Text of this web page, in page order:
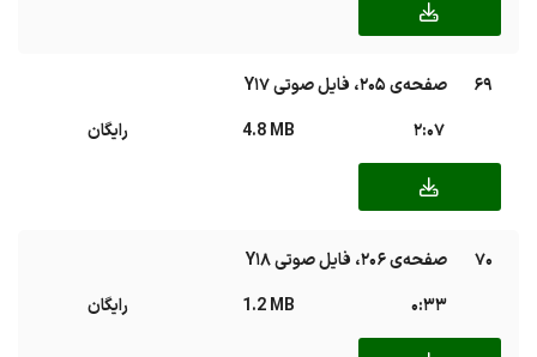
69
صفحه‌ی ۲۰۵، فایل صوتی Y17
2:07
4.8 MB رایگان
70
صفحه‌ی ۲۰۶، فایل صوتی Y18
0:33
1.2 MB رایگان